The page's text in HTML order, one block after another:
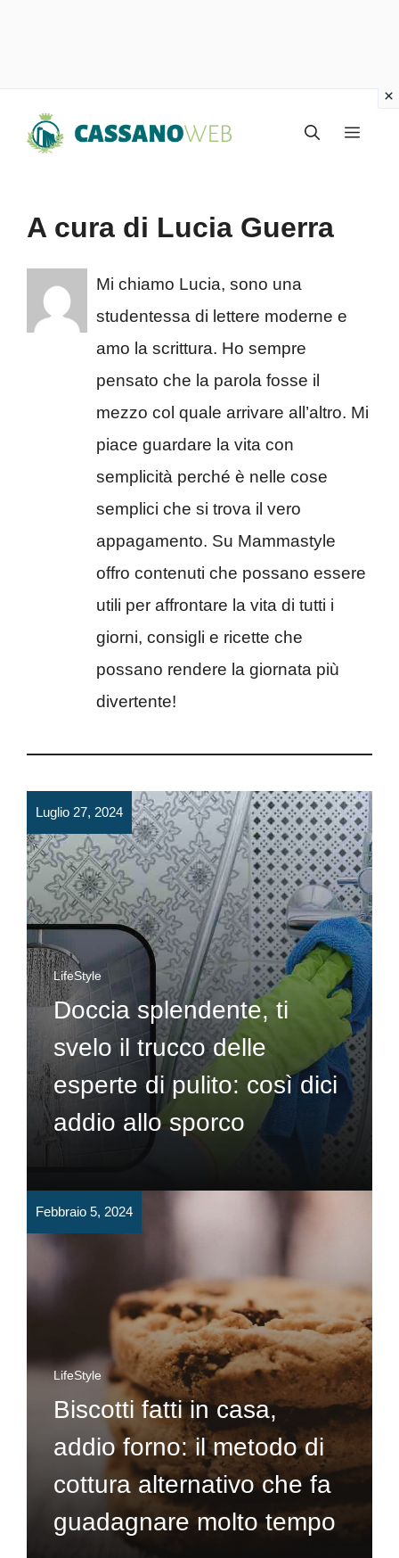
Menu
A cura di Lucia Guerra
Mi chiamo Lucia, sono una
studentessa di lettere moderne e
amo la scrittura. Ho sempre
pensato che la parola fosse il
mezzo col quale arrivare all’altro. Mi
piace guardare la vita con
semplicità perché è nelle cose
semplici che si trova il vero
appagamento. Su Mammastyle
offro contenuti che possano essere
utili per affrontare la vita di tutti i
giorni, consigli e ricette che
possano rendere la giornata più
divertente!
Luglio 27, 2024
LifeStyle
Doccia splendente, ti
svelo il trucco delle
esperte di pulito: così dici
addio allo sporco
Febbraio 5, 2024
LifeStyle
Biscotti fatti in casa,
addio forno: il metodo di
cottura alternativo che fa
guadagnare molto tempo